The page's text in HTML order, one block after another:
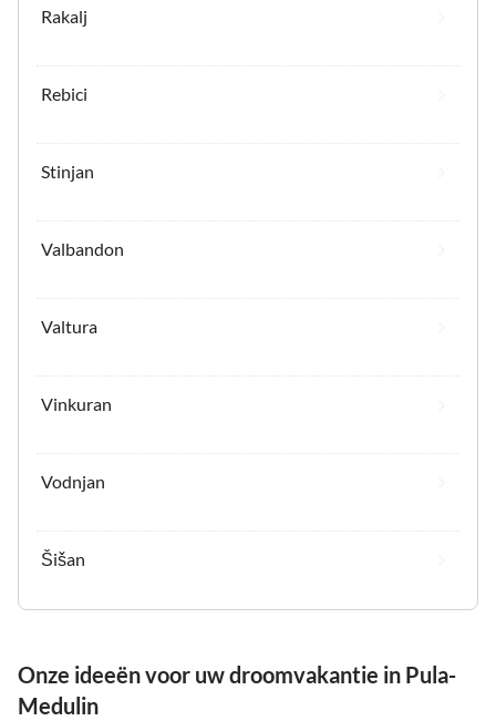
Rakalj
Rebici
Stinjan
Valbandon
Valtura
Vinkuran
Vodnjan
Šišan
Onze ideeën voor uw droomvakantie in Pula-
Medulin